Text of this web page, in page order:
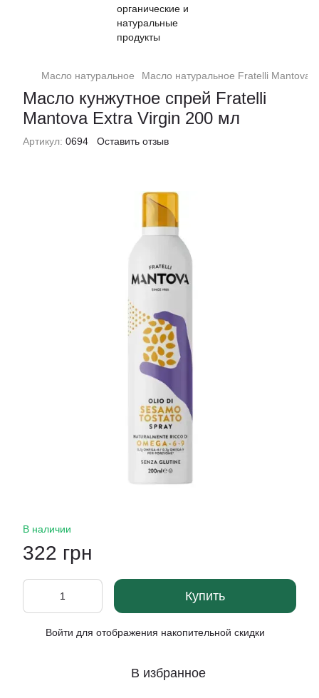
Масло натуральное Масло натуральное Fratelli Mantova
Масло кунжутное спрей Fratelli
Mantova Extra Virgin 200 мл
Артикул: 0694 Оставить отзыв
В наличии
322 грн
Купить
Войти для отображения накопительной скидки
В избранное